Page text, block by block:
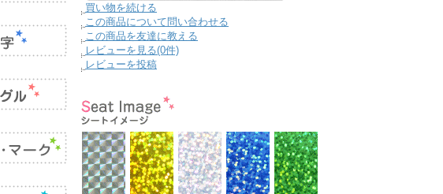
買い物を続ける
この商品について問い合わせる
この商品を友達に教える
レビューを見る(0件)
レビューを投稿